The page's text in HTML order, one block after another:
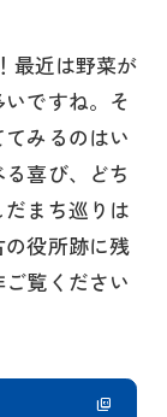
最近は野菜が
ですね。そ
みるのはい
喜び、どち
まち巡りは
役所跡に残
覧ください